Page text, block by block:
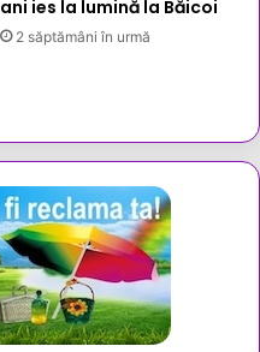
ani ies la lumină la Băicoi
2 săptămâni în urmă